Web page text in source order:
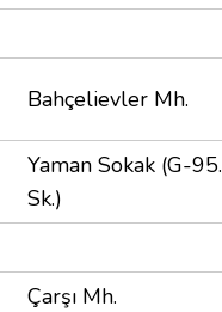
Bahçelievler Mh.
Yaman Sokak (G-95.
Sk.)
Çarşı Mh.